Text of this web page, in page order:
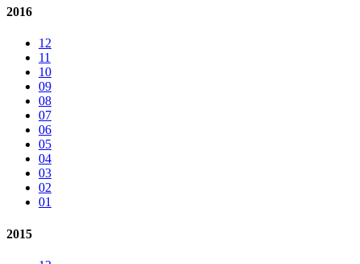
2016
12
11
10
09
08
07
06
05
04
03
02
01
2015